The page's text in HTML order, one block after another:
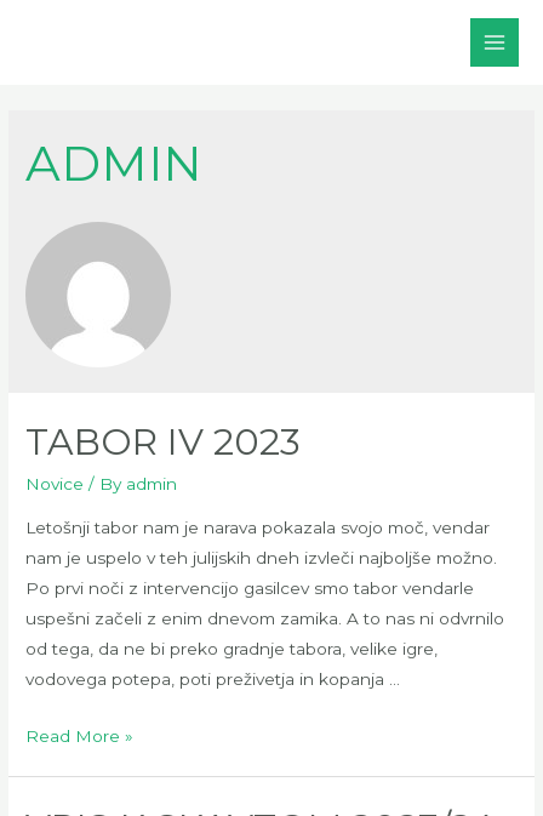
Main
ADMIN
TABOR IV 2023
Novice / By admin
Letošnji tabor nam je narava pokazala svojo moč, vendar
nam je uspelo v teh julijskih dneh izvleči najboljše možno.
Po prvi noči z intervencijo gasilcev smo tabor vendarle
uspešni začeli z enim dnevom zamika. A to nas ni odvrnilo
od tega, da ne bi preko gradnje tabora, velike igre,
vodovega potepa, poti preživetja in kopanja …
TABOR
Read More »